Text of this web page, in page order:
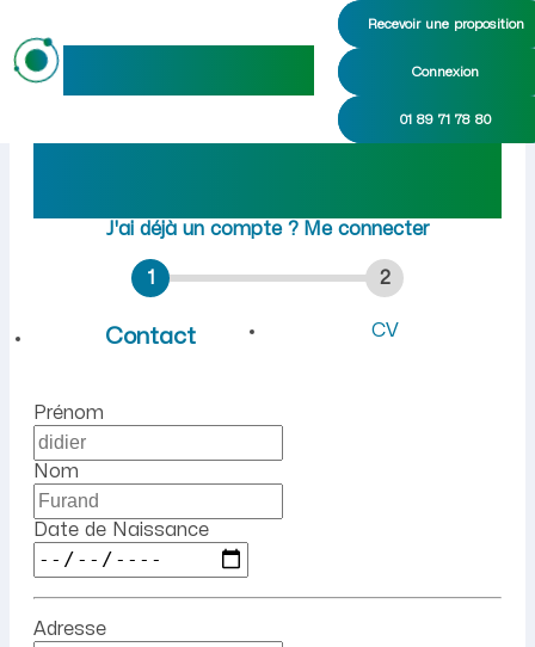
Recevoir une proposition
Connexion
01 89 71 78 80
Emploi à Domptin (Aisne) :
Rejoindre maideoà
J'ai déjà un compte ? Me connecter
1
Contact
2
CV
Prénom
Nom
Date de Naissance
Adresse